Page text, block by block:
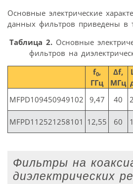
Основные электрические
данных фильтров приведены в
Таблица 2. Основные
фильтров на
f0,
ГГц
Δf,
МГц
MFPD109450949102 9,47 40
MFPD112521258101 12,55 60
Фильтры на
диэлектрических